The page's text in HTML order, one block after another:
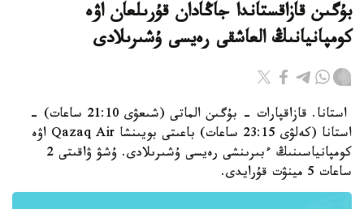
بۇگىن قازاقستاندا جاڭادان قۇرىلعان اۋە
كومپانيانىڭ العاشقى رەيسى ۇشىرىلادى
استانا. قازاقپارات - بۇگىن الماتى (شىعۋى 21:10 ساعات) -
استانا (كەلۋى 23:15 ساعات) باعىتى بويىنشا Qazaq Air اۋە
كومپانياسىنىڭ ءبىرىنشى رەيسى ۇشىرىلادى. ۇشۋ ۋاقىتى 2
ساعات 5 مينۋت قۇرايدى.